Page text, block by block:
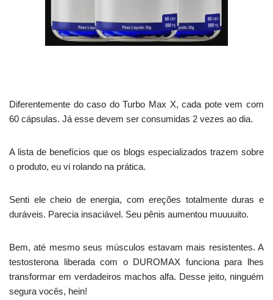
Diferentemente do caso do Turbo Max X, cada pote vem com
60 cápsulas. Já esse devem ser consumidas 2 vezes ao dia.
A lista de benefícios que os blogs especializados trazem sobre
o produto, eu vi rolando na prática.
Senti ele cheio de energia, com ereções totalmente duras e
duráveis. Parecia insaciável. Seu pênis aumentou muuuuito.
Bem, até mesmo seus músculos estavam mais resistentes. A
testosterona liberada com o DUROMAX funciona para lhes
transformar em verdadeiros machos alfa. Desse jeito, ninguém
segura vocês, hein!